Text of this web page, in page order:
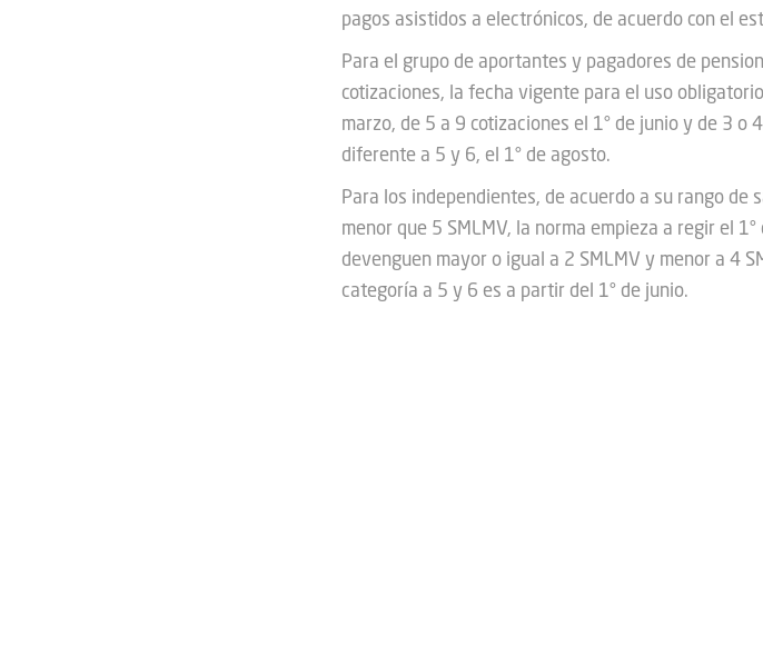
pagos asistidos a electrónicos, de acuerdo con el
Para el grupo de aportantes y pagadores de
cotizaciones, la fecha vigente para el uso
marzo, de 5 a 9 cotizaciones el 1° de junio y de 3 o
diferente a 5 y 6, el 1° de agosto.
Para los independientes, de acuerdo a su rango de
menor que 5 SMLMV, la norma empieza a regir el
devenguen mayor o igual a 2 SMLMV y menor a 4
categoría a 5 y 6 es a partir del 1° de junio.